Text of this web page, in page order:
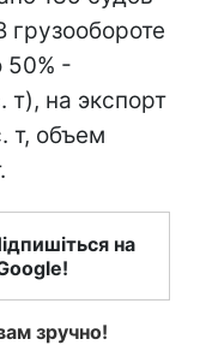
50% -
т), на экспорт
т, объем
на
зручно!